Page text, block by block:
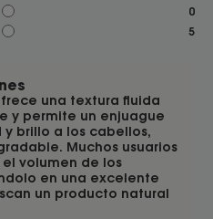
0
5
una textura fluida
y permite un enjuague
brillo a los cabellos,
Muchos usuarios
volumen de los
en una excelente
un producto natural